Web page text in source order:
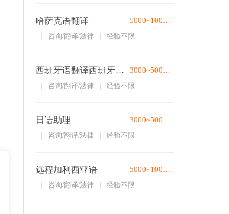
哈萨克语翻译 5000~10000/月
咨询/翻译/法律 经验不限
西班牙语翻译西班牙语项目助理 3000~5000/月
咨询/翻译/法律 经验不限
日语助理 3000~5000/月
咨询/翻译/法律 经验不限
远程加利西亚语 5000~10000/月
咨询/翻译/法律 经验不限